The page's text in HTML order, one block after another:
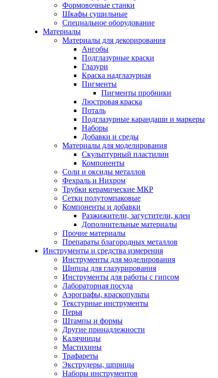
Формовочные станки
Шкафы сушильные
Специальное оборудование
Материалы
Материалы для декорирования
Ангобы
Подглазурные краски
Глазури
Краска надглазурная
Пигменты
Пигменты пробники
Люстровая краска
Поталь
Подглазурные карандаши и маркеры
Наборы
Добавки и среды
Материалы для моделирования
Скульптурный пластилин
Компоненты
Соли и оксиды металлов
Фехраль и Нихром
Трубки керамические МКР
Сетки полутомпаковые
Компоненты и добавки
Разжижители, загустители, клеи
Дополнительные материалы
Прочие материалы
Препараты благородных металлов
Инструменты и средства измерения
Инструменты для моделирования
Щипцы для глазурирования
Инструменты для работы с гипсом
Лабораторная посуда
Аэрографы, краскопульты
Текстурные инструменты
Перья
Штампы и формы
Другие принадлежности
Калячницы
Мастихины
Трафареты
Экструдеры, шприцы
Наборы инструментов